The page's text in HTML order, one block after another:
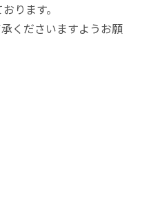
ります。
くださいますようお願